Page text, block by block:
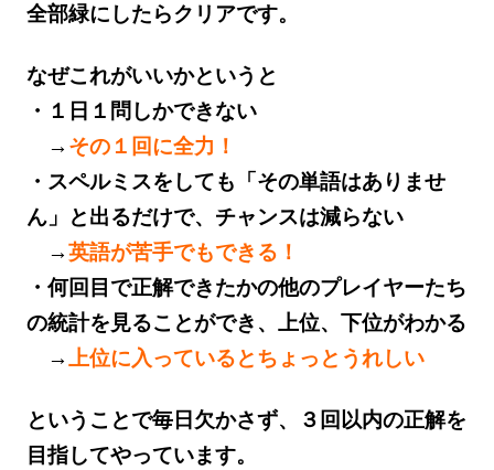
全部緑にしたらクリアです。
なぜこれがいいかというと
・１日１問しかできない
→ その１回に全力！
・スペルミスをしても「その単語はありませ
ん」と出るだけで、チャンスは減らない
→英語が苦手でもできる！
・何回目で正解できたかの他のプレイヤーたち
の統計を見ることができ、上位、下位がわかる
→ 上位に入っているとちょっとうれしい
ということで毎日欠かさず、３回以内の正解を
目指してやっています。